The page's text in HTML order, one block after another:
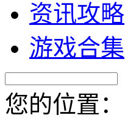
资讯攻略
游戏合集
您的位置：